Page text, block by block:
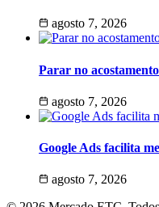
agosto 7, 2026
Parar no
agosto 7, 2026
Google Ads facilita
agosto 7, 2026